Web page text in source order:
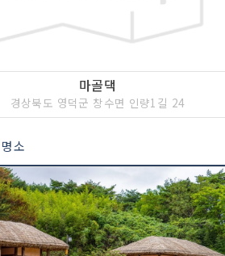
마골댁
경상북도 영덕군 창수면 인량1길 24
소